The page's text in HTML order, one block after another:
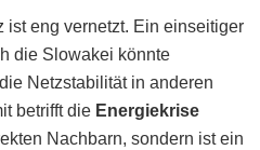
ist eng vernetzt. Ein einseitiger
die Slowakei könnte
Netzstabilität in anderen
betrifft die Energiekrise
Nachbarn, sondern ist ein